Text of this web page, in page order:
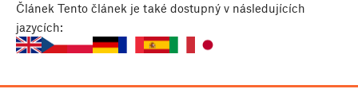
Článek Tento článek je také dostupný v následujících
jazycích: